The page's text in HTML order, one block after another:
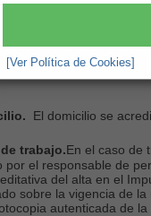
[Ver Política de Cookies]
de presentación de
de matrícula.
El domicilio se
trabajo.En el caso de
por el responsable de
del alta en el
sobre la vigencia de
autenticada de